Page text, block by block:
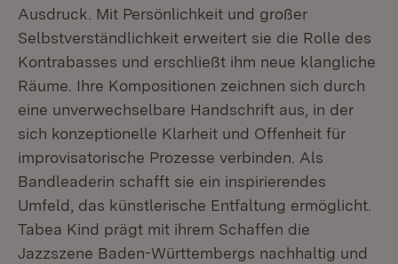
Ausdruck. Mit Persönlichkeit und großer
Selbstverständlichkeit erweitert sie die Rolle des
Kontrabasses und erschließt ihm neue klangliche
Räume. Ihre Kompositionen zeichnen sich durch
eine unverwechselbare Handschrift aus, in der
sich konzeptionelle Klarheit und Offenheit für
improvisatorische Prozesse verbinden. Als
Bandleaderin schafft sie ein inspirierendes
Umfeld, das künstlerische Entfaltung ermöglicht.
Tabea Kind prägt mit ihrem Schaffen die
Jazzszene Baden-Württembergs nachhaltig und